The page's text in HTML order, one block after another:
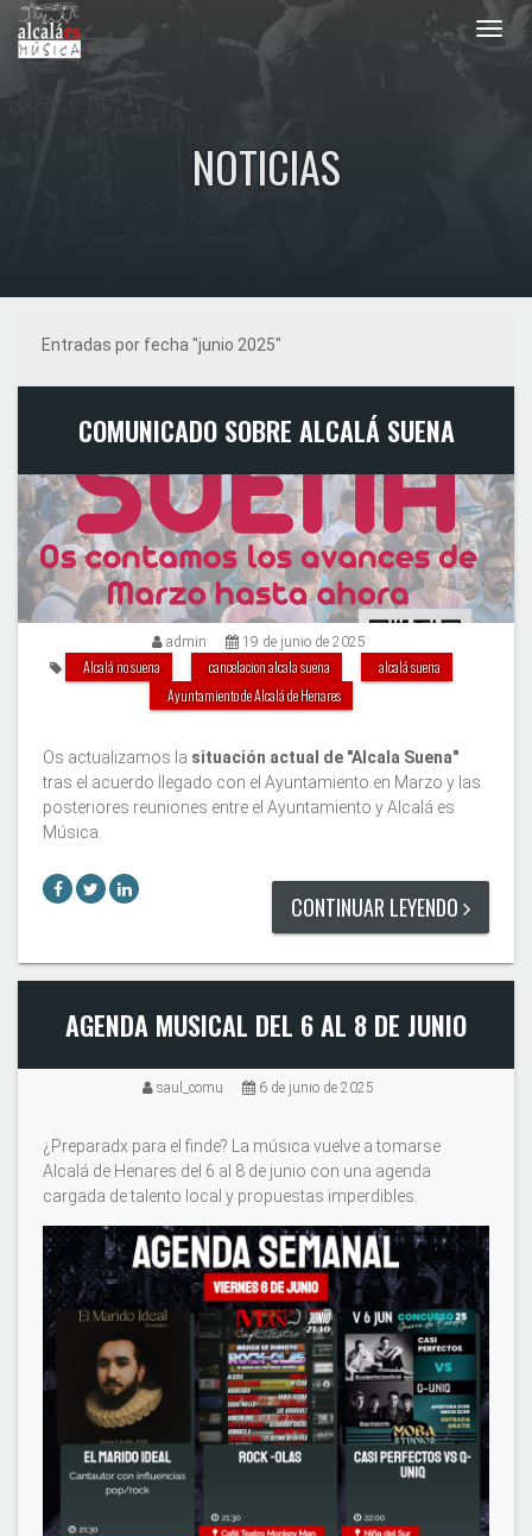
NOTICIAS
Entradas por fecha "junio 2025"
COMUNICADO SOBRE ALCALÁ SUENA
admin 19 de junio de 2025
Alcalá no suena cancelacion alcala suena
alcalá suena
Ayuntamiento de Alcalá de Henares
Os actualizamos la situación actual de "Alcala Suena"
tras el acuerdo llegado con el Ayuntamiento en Marzo y las
posteriores reuniones entre el Ayuntamiento y Alcalá es
Música.
CONTINUAR LEYENDO
AGENDA MUSICAL DEL 6 AL 8 DE JUNIO
saul_comu 6 de junio de 2025
¿Preparadx para el finde? La música vuelve a tomarse
Alcalá de Henares del 6 al 8 de junio con una agenda
cargada de talento local y propuestas imperdibles.